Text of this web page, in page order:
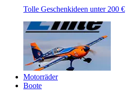
Tolle Geschenkideen unter 200 €
Motorräder
Boote